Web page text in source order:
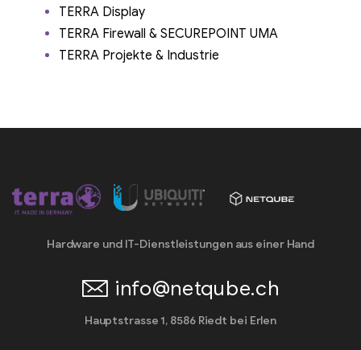
TERRA Display
TERRA Firewall & SECUREPOINT UMA
TERRA Projekte & Industrie
Hardware und IT-Dienstleistungen aus einer Hand
info@netqube.ch
Hauptstrasse 1, 8586 Riedt bei Erlen